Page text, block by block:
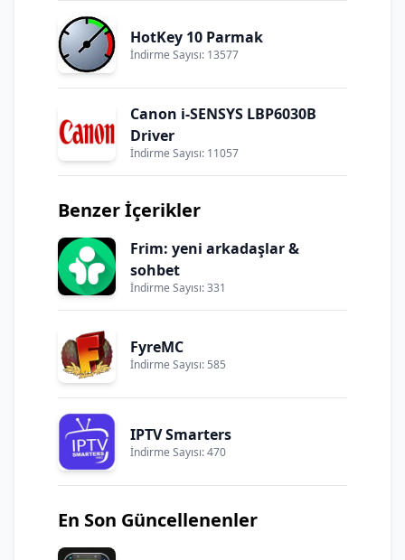
HotKey 10 Parmak
İndirme Sayısı: 13577
Canon i-SENSYS LBP6030B
Driver
İndirme Sayısı: 11057
Benzer İçerikler
Frim: yeni arkadaşlar &
sohbet
İndirme Sayısı: 331
FyreMC
İndirme Sayısı: 585
IPTV Smarters
İndirme Sayısı: 470
En Son Güncellenenler